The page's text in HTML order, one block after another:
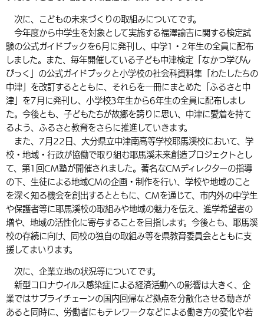
次に、こどもの未来づくりの取組みについてです。
今年度から中学生を対象として実施する福澤諭吉に関する検定試
験の公式ガイドブックを6月に発刊し、中学1・2年生の全員に配布
しました。また、毎年開催している子ども中津検定「なかつ学びん
ぴっく」の公式ガイドブックと小学校の社会科資料集「わたしたちの
中津」を改訂するとともに、それらを一冊にまとめた「ふるさと中
津」を7月に発刊し、小学校3年生から6年生の全員に配布しまし
た。今後とも、子どもたちが故郷を誇りに思い、中津に愛着を持て
るよう、ふるさと教育をさらに推進していきます。
また、7月22日、大分県立中津南高等学校耶馬溪校において、学
校・地域・行政が協働で取り組む耶馬溪未来創造プロジェクトとし
て、第1回CM塾が開催されました。著名なCMディレクターの指導
の下、生徒による地域CMの企画・制作を行い、学校や地域のこと
を深く知る機会を創出するとともに、CMを通じて、市内外の中学生
や保護者等に耶馬溪校の取組みや地域の魅力を伝え、進学希望者の
増や、地域の活性化に寄与することを目指します。今後とも、耶馬溪
校の存続に向け、同校の独自の取組み等を県教育委員会とともに支
援してまいります。
次に、企業立地の状況等についてです。
新型コロナウイルス感染症による経済活動への影響は大きく、企
業ではサプライチェーンの国内回帰など拠点を分散化させる動きが
あると同時に、労働者にもテレワークなどによる働き方の変化や若